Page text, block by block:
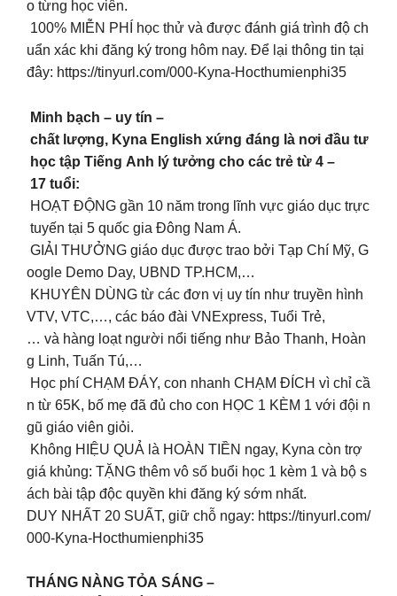
o từng học viên.
100% MIỄN PHÍ học thử và được đánh giá trình độ ch
uẩn xác khi đăng ký trong hôm nay. Để lại thông tin tại
đây: https://tinyurl.com/000-Kyna-Hocthumienphi35
Minh bạch – uy tín –
chất lượng, Kyna English xứng đáng là nơi đầu tư
học tập Tiếng Anh lý tưởng cho các trẻ từ 4 –
17 tuổi:
HOẠT ĐỘNG gần 10 năm trong lĩnh vực giáo dục trực
tuyến tại 5 quốc gia Đông Nam Á.
GIẢI THƯỞNG giáo dục được trao bởi Tạp Chí Mỹ, G
oogle Demo Day, UBND TP.HCM,…
KHUYÊN DÙNG từ các đơn vị uy tín như truyền hình
VTV, VTC,…, các báo đài VNExpress, Tuổi Trẻ,
… và hàng loạt người nổi tiếng như Bảo Thanh, Hoàn
g Linh, Tuấn Tú,…
Học phí CHẠM ĐÁY, con nhanh CHẠM ĐÍCH vì chỉ cầ
n từ 65K, bố mẹ đã đủ cho con HỌC 1 KÈM 1 với đội n
gũ giáo viên giỏi.
Không HIỆU QUẢ là HOÀN TIỀN ngay, Kyna còn trợ
giá khủng: TẶNG thêm vô số buổi học 1 kèm 1 và bộ s
ách bài tập độc quyền khi đăng ký sớm nhất.
DUY NHẤT 20 SUẤT, giữ chỗ ngay: https://tinyurl.com/
000-Kyna-Hocthumienphi35
THÁNG NÀNG TỎA SÁNG –